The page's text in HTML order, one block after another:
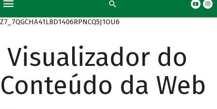
Z7_7QGCHA41L8D1406RPNCQ5J1OU6
Visualizador do
Conteúdo da Web